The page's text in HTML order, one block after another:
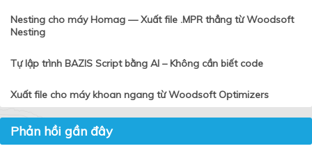
Nesting cho máy Homag — Xuất file .MPR thẳng từ Woodsoft
Nesting
Tự lập trình BAZIS Script bằng AI – Không cần biết code
Xuất file cho máy khoan ngang từ Woodsoft Optimizers
Phản hồi gần đây